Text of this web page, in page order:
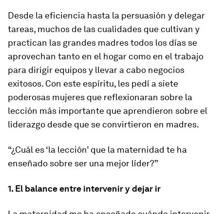
Desde la eficiencia hasta la persuasión y delegar
tareas, muchos de las cualidades que cultivan y
practican las grandes madres todos los días se
aprovechan tanto en el hogar como en el trabajo
para dirigir equipos y llevar a cabo negocios
exitosos. Con este espíritu, les pedí a siete
poderosas mujeres que reflexionaran sobre la
lección más importante que aprendieron sobre el
liderazgo desde que se convirtieron en madres.
“¿Cuál es ‘la lección’ que la maternidad te ha
enseñado sobre ser una mejor líder?”
1. El balance entre intervenir y dejar ir